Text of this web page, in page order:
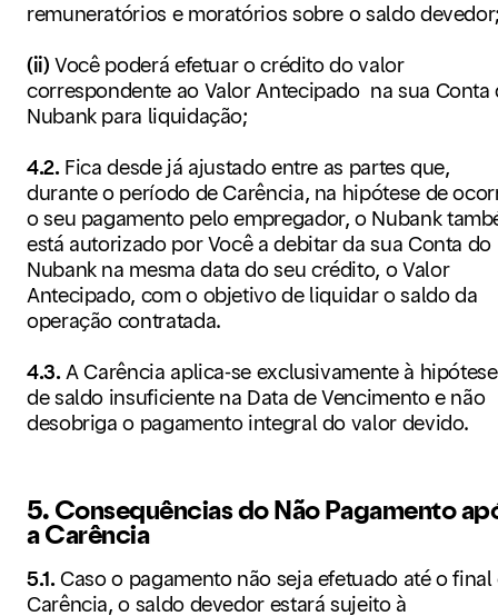
remuneratórios e moratórios sobre o saldo
(ii)Você poderá efetuar o crédito do valor
correspondente ao Valor Antecipado na sua Conta
Nubank para liquidação;
4.2. Fica desde já ajustado entre as partes que,
durante o período de Carência, na hipótese de
o seu pagamento pelo empregador, o Nubank
está autorizado por Você a debitar da sua Conta do
Nubank na mesma data do seu crédito, o Valor
Antecipado, com o objetivo de liquidar o saldo da
operação contratada.
4.3. A Carência aplica-se exclusivamente à hipótese
de saldo insuficiente na Data de Vencimento e não
desobriga o pagamento integral do valor devido.
5. Consequências do Não Pagamento
a Carência
5.1.Caso o pagamento não seja efetuado até o final
Carência, o saldo devedor estará sujeito à